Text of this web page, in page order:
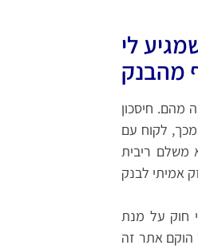
לי
מהם. חיסכון
מכך, לקוח עם
משלם ריבית
חוק על מנת
הוקם אתר זה